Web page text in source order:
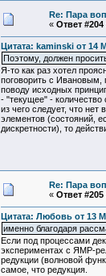
Re: Пара
« Ответ #204
Цитата: kaminski от 14
Поэтому, должен
Я-то как раз хотел
поговорить с Ивановым,
поводу исходных
- "текущее" - количество
из чего следует, что
элементов (состояний,
дискретности), то
Re: Пара
« Ответ #205
Цитата: Любовь от 13
именно благодаря
Если под процессами
экспериментах с ЯМР-
редукции (волновой
самое, что редукция.